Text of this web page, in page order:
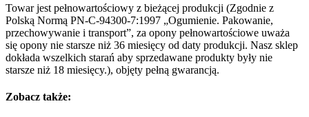
Towar jest pełnowartościowy z bieżącej produkcji (Zgodnie z
Polską Normą PN-C-94300-7:1997 „Ogumienie. Pakowanie,
przechowywanie i transport”, za opony pełnowartościowe uważa
się opony nie starsze niż 36 miesięcy od daty produkcji. Nasz sklep
dokłada wszelkich starań aby sprzedawane produkty były nie
starsze niż 18 miesięcy.), objęty pełną gwarancją.
Zobacz także: